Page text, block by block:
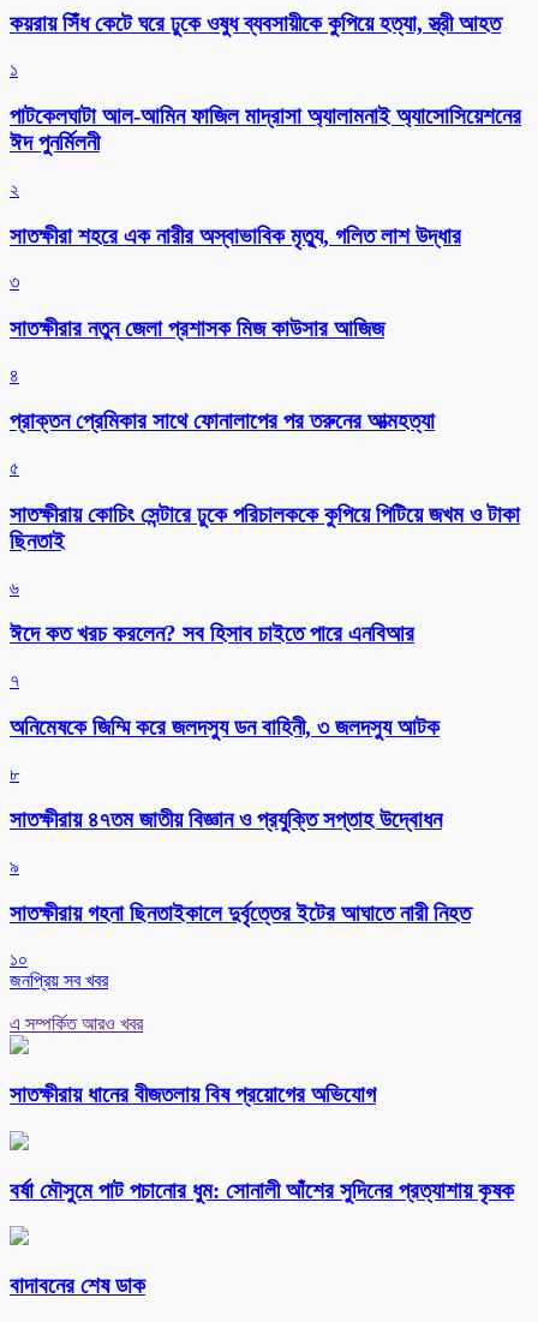
কয়রায় সিঁধ কেটে ঘরে ঢুকে ওষুধ ব্যবসায়ীকে কুপিয়ে হত্যা, স্ত্রী আহত
১
পাটকেলঘাটা আল-আমিন ফাজিল মাদ্রাসা অ্যালামনাই অ্যাসোসিয়েশনের
ঈদ পুনর্মিলনী
২
সাতক্ষীরা শহরে এক নারীর অস্বাভাবিক মৃত্যু, গলিত লাশ উদ্ধার
৩
সাতক্ষীরার নতুন জেলা প্রশাসক মিজ কাউসার আজিজ
৪
প্রাক্তন প্রেমিকার সাথে ফোনালাপের পর তরুনের আত্মহত্যা
৫
সাতক্ষীরায় কোচিং সেন্টারে ঢুকে পরিচালককে কুপিয়ে পিটিয়ে জখম ও টাকা
ছিনতাই
৬
ঈদে কত খরচ করলেন? সব হিসাব চাইতে পারে এনবিআর
৭
অনিমেষকে জিম্মি করে জলদস্যু ডন বাহিনী, ৩ জলদস্যু আটক
৮
সাতক্ষীরায় ৪৭তম জাতীয় বিজ্ঞান ও প্রযুক্তি সপ্তাহ উদ্বোধন
৯
সাতক্ষীরায় গহনা ছিনতাইকালে দুর্বৃত্তের ইটের আঘাতে নারী নিহত
১০
জনপ্রিয় সব খবর
এ সম্পর্কিত আরও খবর
সাতক্ষীরায় ধানের বীজতলায় বিষ প্রয়োগের অভিযোগ
বর্ষা মৌসুমে পাট পচানোর ধুম: সোনালী আঁশের সুদিনের প্রত্যাশায় কৃষক
বাদাবনের শেষ ডাক